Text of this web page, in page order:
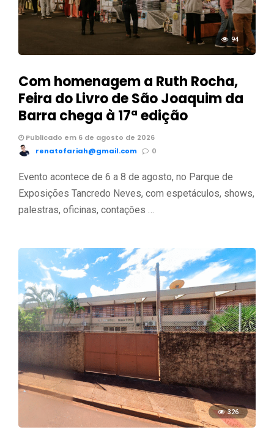
94
Com homenagem a Ruth Rocha,
Feira do Livro de São Joaquim da
Barra chega à 17ª edição
Publicado em 6 de agosto de 2026
renatofariah@gmail.com
0
Evento acontece de 6 a 8 de agosto, no Parque de
Exposições Tancredo Neves, com espetáculos, shows,
palestras, oficinas, contações …
326